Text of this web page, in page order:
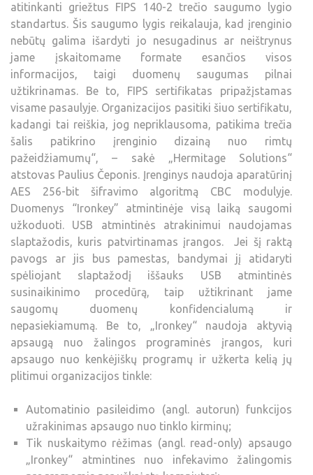
atitinkanti griežtus FIPS 140-2 trečio saugumo lygio
standartus. Šis saugumo lygis reikalauja, kad įrenginio
nebūtų galima išardyti jo nesugadinus ar neištrynus
jame įskaitomame formate esančios visos
informacijos, taigi duomenų saugumas pilnai
užtikrinamas. Be to, FIPS sertifikatas pripažįstamas
visame pasaulyje. Organizacijos pasitiki šiuo sertifikatu,
kadangi tai reiškia, jog nepriklausoma, patikima trečia
šalis patikrino įrenginio dizainą nuo rimtų
pažeidžiamumų“, – sakė „Hermitage Solutions“
atstovas Paulius Čeponis. Įrenginys naudoja aparatūrinį
AES 256-bit šifravimo algoritmą CBC modulyje.
Duomenys “Ironkey” atmintinėje visą laiką saugomi
užkoduoti. USB atmintinės atrakinimui naudojamas
slaptažodis, kuris patvirtinamas įrangos. Jei šį raktą
pavogs ar jis bus pamestas, bandymai jį atidaryti
spėliojant slaptažodį iššauks USB atmintinės
susinaikinimo procedūrą, taip užtikrinant jame
saugomų duomenų konfidencialumą ir
nepasiekiamumą. Be to, „Ironkey“ naudoja aktyvią
apsaugą nuo žalingos programinės įrangos, kuri
apsaugo nuo kenkėjiškų programų ir užkerta kelią jų
plitimui organizacijos tinkle:
Automatinio pasileidimo (angl. autorun) funkcijos
užrakinimas apsaugo nuo tinklo kirminų;
Tik nuskaitymo rėžimas (angl. read-only) apsaugo
„Ironkey“ atmintines nuo infekavimo žalingomis